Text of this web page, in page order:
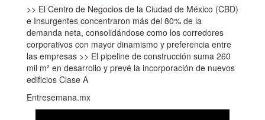
>> El Centro de Negocios de la Ciudad de México (CBD)
e Insurgentes concentraron más del 80% de la
demanda neta, consolidándose como los corredores
corporativos con mayor dinamismo y preferencia entre
las empresas >> El pipeline de construcción suma 260
mil m² en desarrollo y prevé la incorporación de nuevos
edificios Clase A
Entresemana.mx